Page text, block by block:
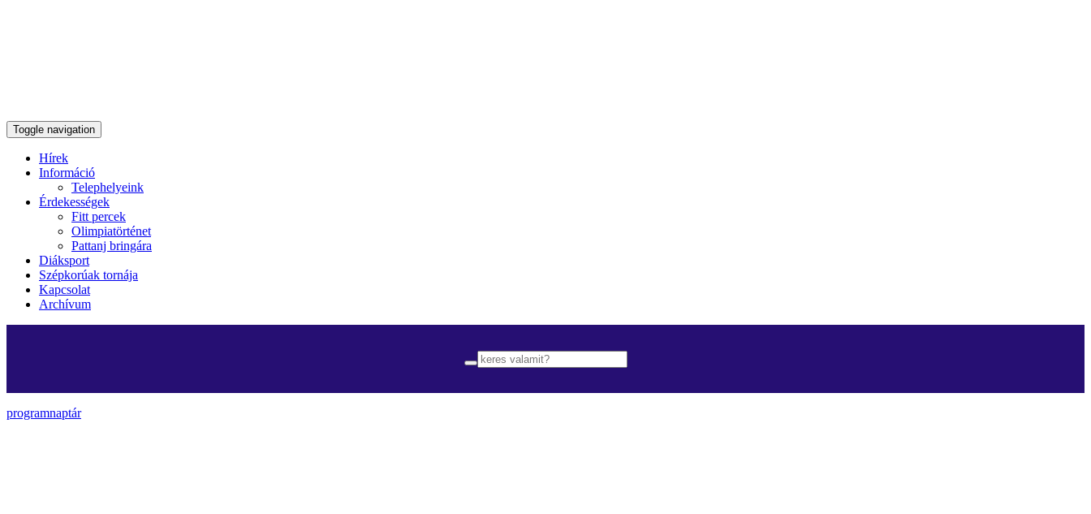
Toggle navigation
Hírek
Információ
Telephelyeink
Érdekességek
Fitt percek
Olimpiatörténet
Pattanj bringára
Diáksport
Szépkorúak tornája
Kapcsolat
Archívum
programnaptár